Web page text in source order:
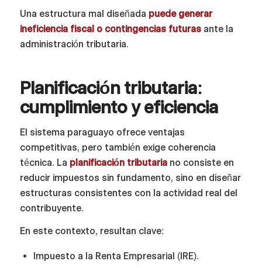
Una estructura mal diseñada puede generar
ineficiencia fiscal o contingencias futurasante la
administración tributaria.
Planificación tributaria:
cumplimiento y eficiencia
El sistema paraguayo ofrece ventajas
competitivas, pero también exige coherencia
técnica. La planificación tributariano consiste en
reducir impuestos sin fundamento, sino en diseñar
estructuras consistentes con la actividad real del
contribuyente.
En este contexto, resultan clave:
Impuesto a la Renta Empresarial (IRE).